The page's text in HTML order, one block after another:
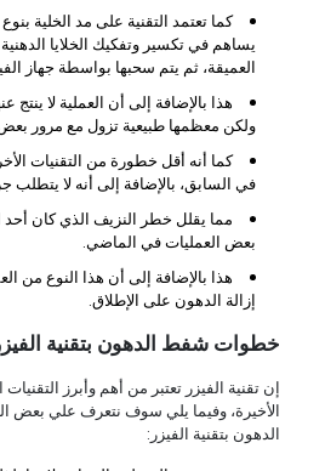
كما تعتمد التقنية على مد الخلية
يساهم في تكسير وتفكيك الخلايا
العميقة، ثم يتم سحبها بواسطة جهاز
هذا بالإضافة إلى أن العملية لا ينتج
ولكن معظمها طبيعية تزول مع مرور بعض
كما أنه أقل خطورة من التقنيات
في السابق، بالإضافة إلى أنه لا يتطلب
مما يقلل خطر النزيف الذي كان
بعض العمليات في الماضي.
هذا بالإضافة إلى أن هذا النوع من
إزالة الدهون على الإطلاق.
خطوات شفط الدهون بتقنية
إن تقنية الفيزر تعتبر من أهم وأبرز
الأخيرة، وفيما يلي سوف نتعرف علي
الدهون بتقنية الفيزر: